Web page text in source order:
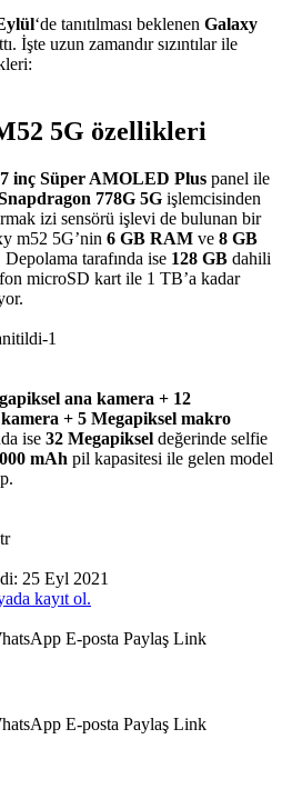
‘de tanıtılması beklenen Galaxy
İşte uzun zamandır sızıntılar ile
5G özellikleri​
inç Süper AMOLED Plus panel ile
778G 5G işlemcisinden
izi sensörü işlevi de bulunan bir
m52 5G’nin 6 GB RAM ve 8 GB
tarafında ise 128 GB dahili
microSD kart ile 1 TB’a kadar
ana kamera + 12
+ 5 Megapiksel makro
ise 32 Megapiksel değerinde selfie
mAh pil kapasitesi ile gelen model
25 Eyl 2021
kayıt ol.
E-posta Paylaş Link
E-posta Paylaş Link